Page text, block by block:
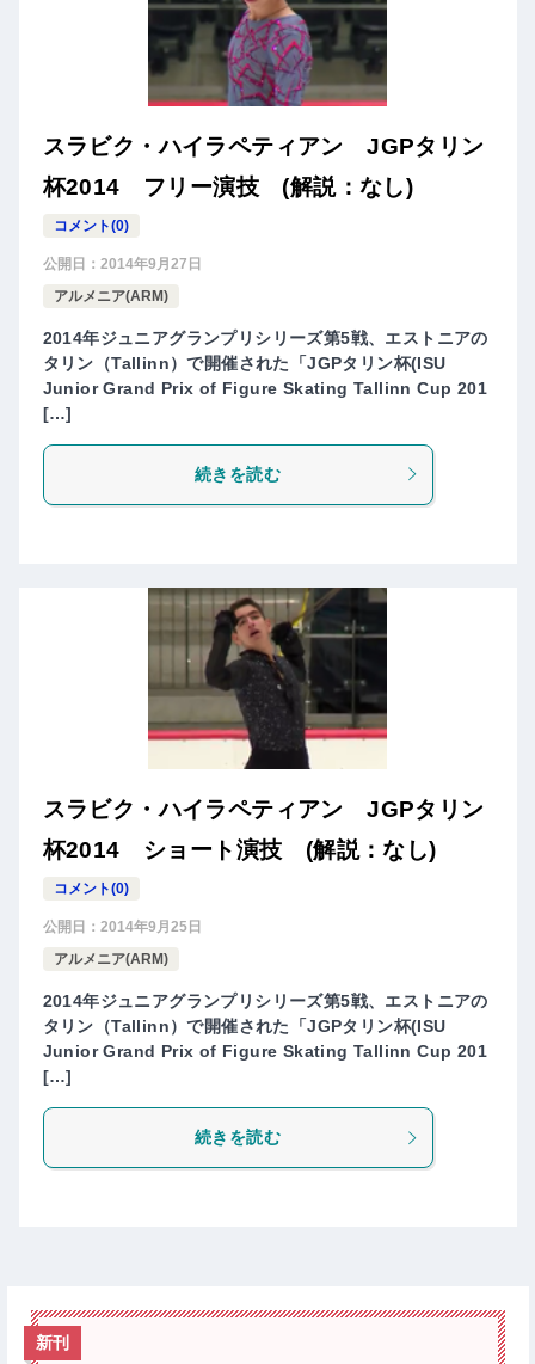
スラビク・ハイラペティアン JGPタリン
杯2014 フリー演技 (解説：なし)
コメント(0)
公開日： 2014年9月27日
アルメニア(ARM)
2014年ジュニアグランプリシリーズ第5戦、エストニアの
タリン（Tallinn）で開催された「JGPタリン杯(ISU
Junior Grand Prix of Figure Skating Tallinn Cup 201
[…]
続きを読む
スラビク・ハイラペティアン JGPタリン
杯2014 ショート演技 (解説：なし)
コメント(0)
公開日： 2014年9月25日
アルメニア(ARM)
2014年ジュニアグランプリシリーズ第5戦、エストニアの
タリン（Tallinn）で開催された「JGPタリン杯(ISU
Junior Grand Prix of Figure Skating Tallinn Cup 201
[…]
続きを読む
新刊